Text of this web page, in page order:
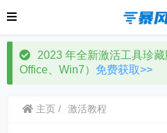
2023 年全新激活工具珍藏
Office、Win7） 免费获取>>
主页 激活教程